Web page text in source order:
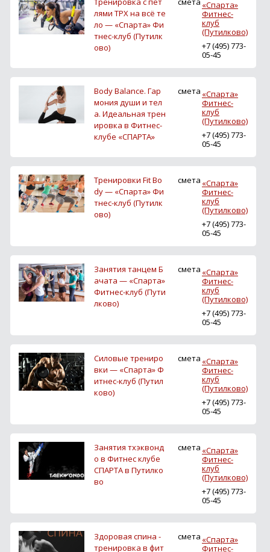
лями ТРХ на всё те
ло — «Спарта» Фи
тнес-клуб (Путилк
ово)
«Спарта»
Фитнес-
клуб
(Путилково)
+7 (495) 773-
05-45
Body Balance. Гар
мония души и тел
а. Идеальная трен
ировка в Фитнес-
клубе «СПАРТА»
смета «Спарта»
Фитнес-
клуб
(Путилково)
+7 (495) 773-
05-45
Тренировки Fit Bo
dy — «Спарта» Фи
тнес-клуб (Путилк
ово)
смета «Спарта»
Фитнес-
клуб
(Путилково)
+7 (495) 773-
05-45
Занятия танцем Б
ачата — «Спарта»
Фитнес-клуб (Пути
лково)
смета «Спарта»
Фитнес-
клуб
(Путилково)
+7 (495) 773-
05-45
Силовые трениро
вки — «Спарта» Ф
итнес-клуб (Путил
ково)
смета «Спарта»
Фитнес-
клуб
(Путилково)
+7 (495) 773-
05-45
Занятия тхэквонд
о в Фитнес клубе
СПАРТА в Путилко
во
смета «Спарта»
Фитнес-
клуб
(Путилково)
+7 (495) 773-
05-45
Здоровая спина -
тренировка в фит
смета «Спарта»
Фитнес-